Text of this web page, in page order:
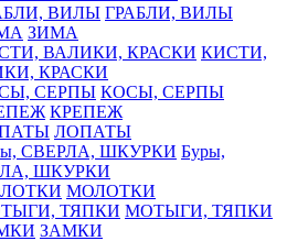
ГРАБЛИ, ВИЛЫ
ЗИМА
КИСТИ,
КРАСКИ
КОСЫ, СЕРПЫ
КРЕПЕЖ
ЛОПАТЫ
Буры,
ШКУРКИ
МОЛОТКИ
МОТЫГИ, ТЯПКИ
ЗАМКИ